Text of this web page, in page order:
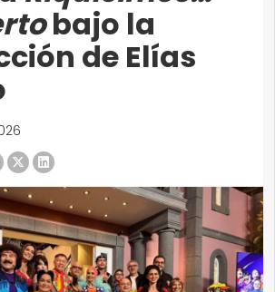
bajo la
de Elías